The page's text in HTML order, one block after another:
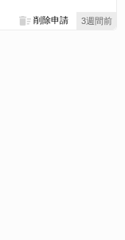
3週間前
削除申請